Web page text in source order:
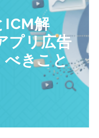
ICM解
プリ広告
べきこと